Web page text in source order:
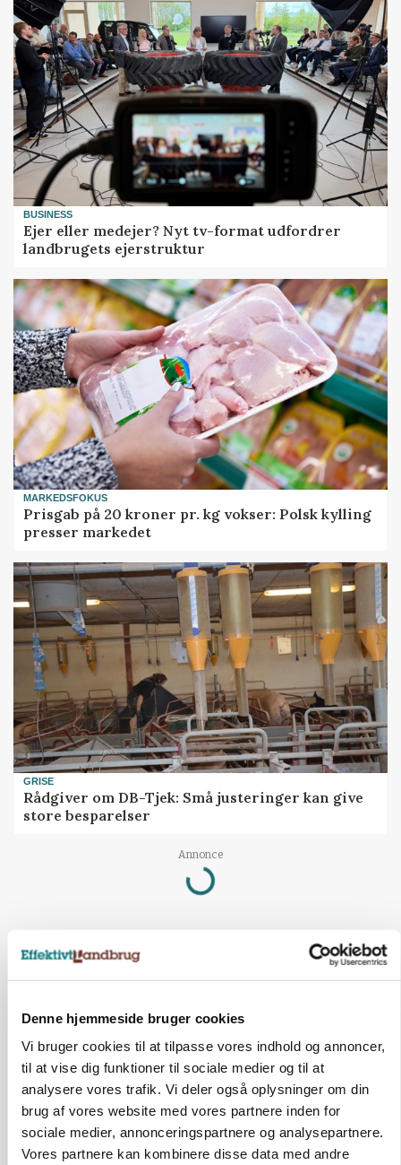
Denne hjemmeside bruger cookies
Vi bruger cookies til at tilpasse vores indhold og annoncer,
til at vise dig funktioner til sociale medier og til at
analysere vores trafik. Vi deler også oplysninger om din
brug af vores website med vores partnere inden for
sociale medier, annonceringspartnere og analysepartnere.
Vores partnere kan kombinere disse data med andre
BUSINESS
Ejer eller medejer? Nyt tv-format udfordrer
landbrugets ejerstruktur
MARKEDSFOKUS
Prisgab på 20 kroner pr. kg vokser: Polsk kylling
presser markedet
GRISE
Rådgiver om DB-Tjek: Små justeringer kan give
store besparelser
Annonce
Loading...
MARKED